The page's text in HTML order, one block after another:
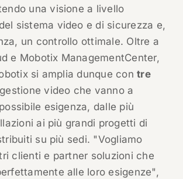
una visione a livello
sistema video e di sicurezza e,
un controllo ottimale. Oltre a
e Mobotix ManagementCenter,
si amplia dunque contre
video che vanno a
esigenza, dalle più
ai più grandi progetti di
su più sedi. "Vogliamo
clienti e partner soluzioni che
alle loro esigenze",